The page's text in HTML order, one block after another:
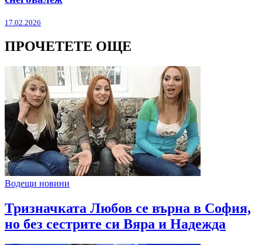
17.02.2026
ПРОЧЕТЕТЕ ОЩЕ
Водещи новини
Тризначката Любов се върна в София,
но без сестрите си Вяра и Надежда